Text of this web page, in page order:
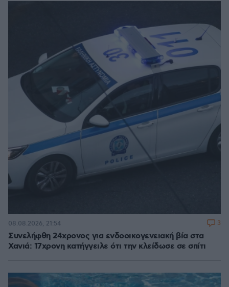
Συνελήφθη 24χρονος για ενδοοικογενειακή βία στα
Χανιά: 17χρονη κατήγγειλε ότι την κλείδωσε σε σπίτι
08.08.2026, 21:54 3